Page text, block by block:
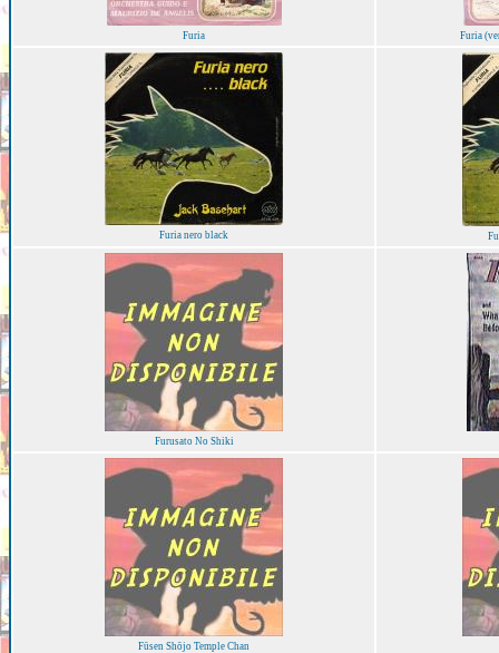
Furia Furia
Furia nero black
Furusato No Shiki
Fūsen Shōjo Temple Chan